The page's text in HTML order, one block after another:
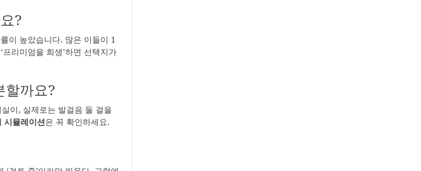
?
이 높았습니다. 많은 이들이 1
리미엄을 희생’하면 선택지가
할까요?
이, 실제로는 발걸음 둘 걸을
시뮬레이션은 꼭 확인하세요.